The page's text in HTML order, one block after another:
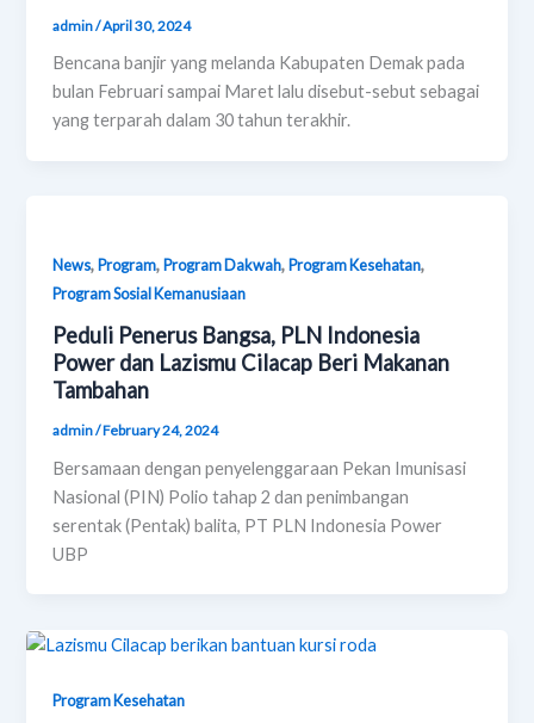
admin/April 30, 2024
Bencana banjir yang melanda Kabupaten Demak pada
bulan Februari sampai Maret lalu disebut-sebut sebagai
yang terparah dalam 30 tahun terakhir.
News,Program,Program Dakwah,Program Kesehatan,
Program Sosial Kemanusiaan
Peduli Penerus Bangsa, PLN Indonesia
Power dan Lazismu Cilacap Beri Makanan
Tambahan
admin/February 24, 2024
Bersamaan dengan penyelenggaraan Pekan Imunisasi
Nasional (PIN) Polio tahap 2 dan penimbangan
serentak (Pentak) balita, PT PLN Indonesia Power
UBP
Program Kesehatan